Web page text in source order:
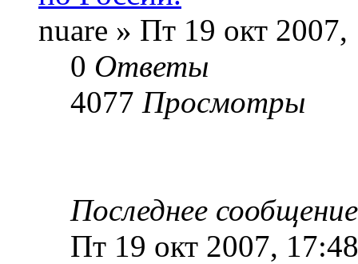
nuare » Пт 19 окт 2007,
0 Ответы
4077 Просмотры
Последнее
Пт 19 окт 2007, 17:48